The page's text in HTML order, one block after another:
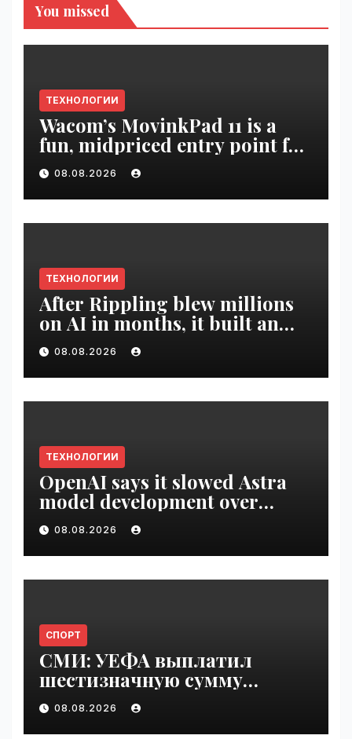
You missed
ТЕХНОЛОГИИ
Wacom’s MovinkPad 11 is a
fun, midpriced entry point for
digital artists | VseTime.ru
08.08.2026
ТЕХНОЛОГИИ
After Rippling blew millions
on AI in months, it built an
employee ROI tool |
VseTime.ru
08.08.2026
ТЕХНОЛОГИИ
OpenAI says it slowed Astra
model development over
security concerns | VseTime.ru
08.08.2026
СПОРТ
СМИ: УЕФА выплатил
шестизначную сумму
любовнице Инфантино |
VseTime.ru
08.08.2026